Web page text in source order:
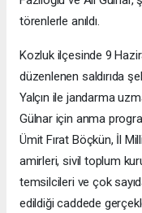
törenlerle anıldı.
Kozluk ilçesinde 9
düzenlenen saldırıda
Yalçın ile jandarma
Gülnar için anma
Ümit Fırat Böçkün, İl
amirleri, sivil toplum
temsilcileri ve çok
edildiği caddede